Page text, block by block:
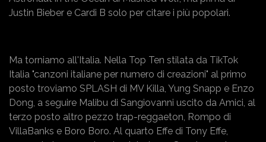
Justin Bieber e Cardi B solo per citare i più popolari.
Ma torniamo all'Italia. Nella Top Ten stilata da TikTok
Italia "canzoni italiane per numero di creazioni" al primo
posto troviamo SPLASH di MV Killa, Yung Snapp e Enzo
Dong, a seguire Malibu di Sangiovanni uscito da Amici, al
terzo posto altro pezzo trap-reggaeton, Rompo di
VillaBanks e Boro Boro. Al quarto Effe di Tony Effe,